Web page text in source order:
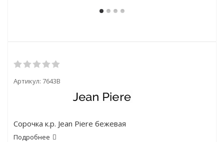
Артикул: 7643B
Сорочка к.р. Jean Piere бежевая
Подробнее